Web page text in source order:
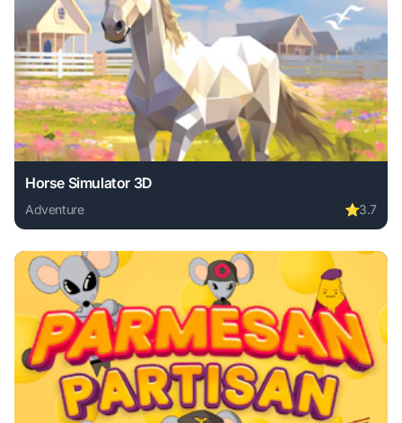
Horse Simulator 3D
Adventure ⭐3.7
Play Horse Simulator 3D online free. adventure game, no